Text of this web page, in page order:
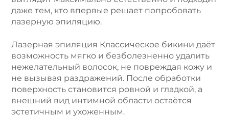
даже тем, кто впервые решает попробовать
лазерную эпиляцию.
Лазерная эпиляция Классическое бикини даёт
возможность мягко и безболезненно удалить
нежелательный волосок, не повреждая кожу и
не вызывая раздражений. После обработки
поверхность становится ровной и гладкой, а
внешний вид интимной области остаётся
эстетичным и ухоженным.